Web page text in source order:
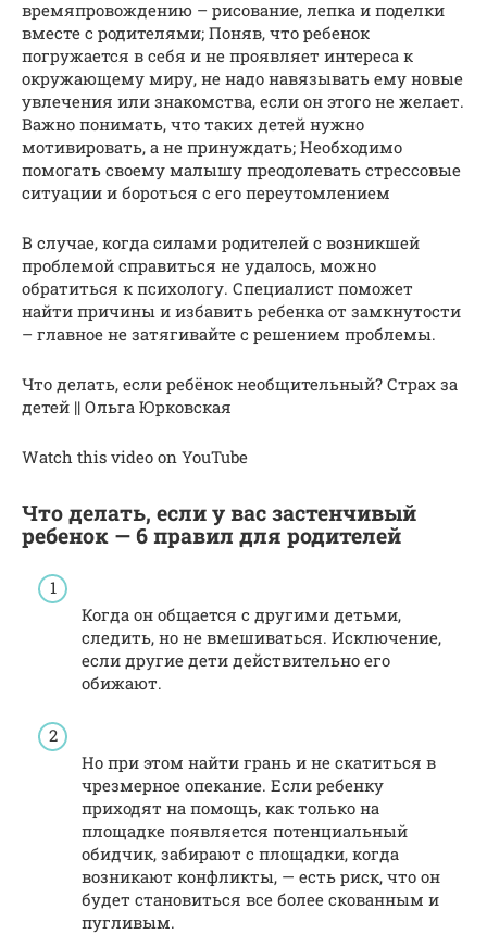
времяпровождению – рисование, лепка и поделки
вместе с родителями; Поняв, что ребенок
погружается в себя и не проявляет интереса к
окружающему миру, не надо навязывать ему новые
увлечения или знакомства, если он этого не желает.
Важно понимать, что таких детей нужно
мотивировать, а не принуждать; Необходимо
помогать своему малышу преодолевать стрессовые
ситуации и бороться с его переутомлением
В случае, когда силами родителей с возникшей
проблемой справиться не удалось, можно
обратиться к психологу. Специалист поможет
найти причины и избавить ребенка от замкнутости
– главное не затягивайте с решением проблемы.
Что делать, если ребёнок необщительный? Страх за
детей || Ольга Юрковская
Watch this video on YouTube
Что делать, если у вас застенчивый
ребенок — 6 правил для родителей
Когда он общается с другими детьми,
следить, но не вмешиваться. Исключение,
если другие дети действительно его
обижают.
Но при этом найти грань и не скатиться в
чрезмерное опекание. Если ребенку
приходят на помощь, как только на
площадке появляется потенциальный
обидчик, забирают с площадки, когда
возникают конфликты, — есть риск, что он
будет становиться все более скованным и
пугливым.